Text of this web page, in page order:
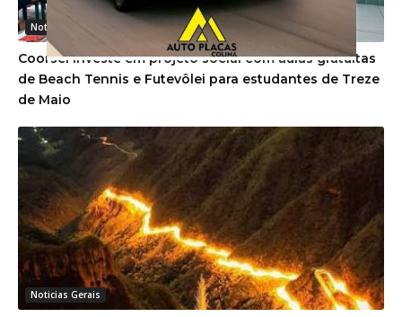
Noticias Gerais
Coorsel investe em projeto social com aulas gratuitas
de Beach Tennis e Futevôlei para estudantes de Treze
de Maio
Noticias Gerais